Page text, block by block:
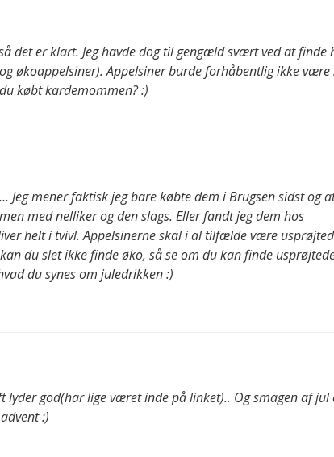
det er klart. Jeg havde dog til gengæld svært ved at finde
økoappelsiner). Appelsiner burde forhåbentlig ikke
købt kardemommen? :)
mener faktisk jeg bare købte dem i Brugsen sidst og
med nelliker og den slags. Eller fandt jeg dem hos
helt i tvivl. Appelsinerne skal i al tilfælde være
du slet ikke finde øko, så se om du kan finde
du synes om juledrikken :)
god(har lige været inde på linket).. Og smagen af jul
:)